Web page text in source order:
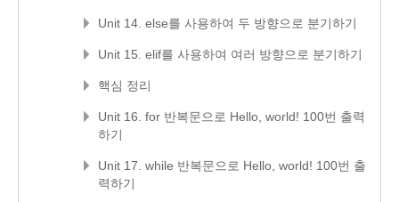
Unit 14. else를 사용하여 두 방향으로 분기하기
Unit 15. elif를 사용하여 여러 방향으로 분기하기
핵심 정리
Unit 16. for 반복문으로 Hello, world! 100번 출력
하기
Unit 17. while 반복문으로 Hello, world! 100번 출
력하기